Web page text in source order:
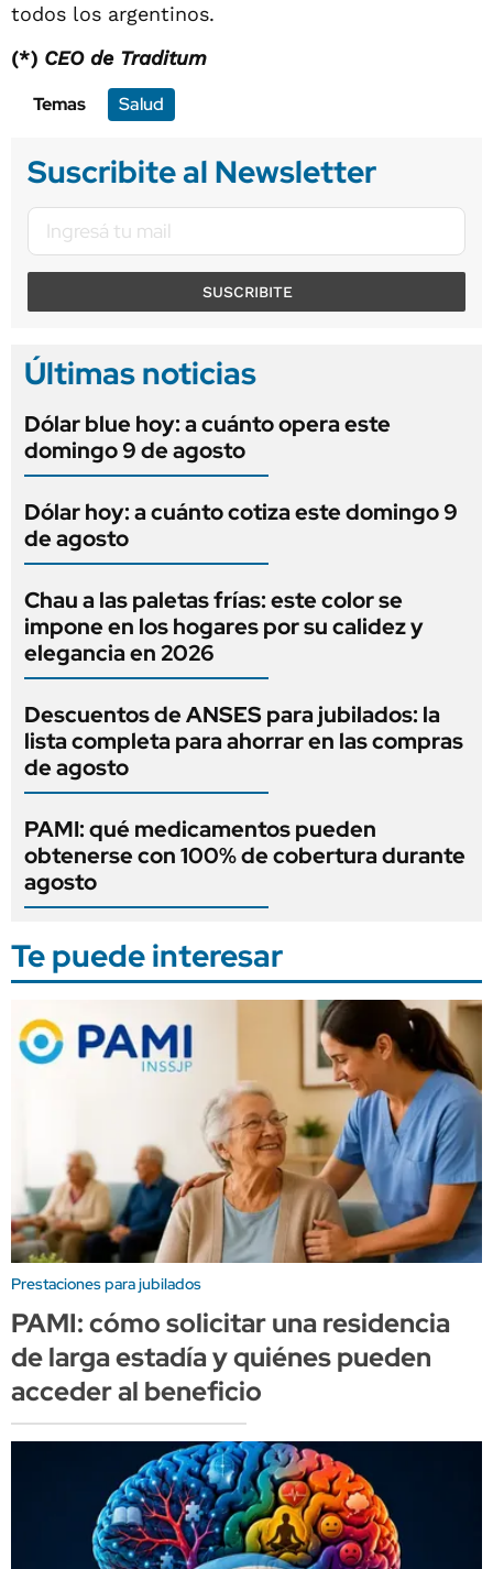
todos los argentinos.
(*) CEO de Traditum
Temas
Salud
Suscribite al Newsletter
SUSCRIBITE
Últimas noticias
Dólar blue hoy: a cuánto opera este
domingo 9 de agosto
Dólar hoy: a cuánto cotiza este domingo 9
de agosto
Chau a las paletas frías: este color se
impone en los hogares por su calidez y
elegancia en 2026
Descuentos de ANSES para jubilados: la
lista completa para ahorrar en las compras
de agosto
PAMI: qué medicamentos pueden
obtenerse con 100% de cobertura durante
agosto
Te puede interesar
Prestaciones para jubilados
PAMI: cómo solicitar una residencia
de larga estadía y quiénes pueden
acceder al beneficio